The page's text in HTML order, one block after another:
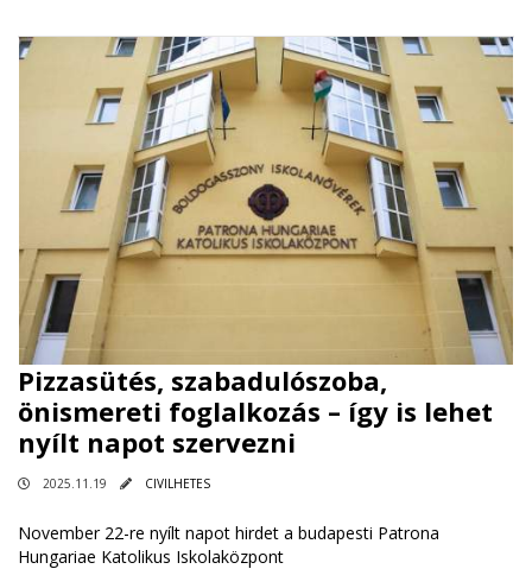
Pizzasütés, szabadulószoba,
önismereti foglalkozás – így is lehet
nyílt napot szervezni
2025.11.19 CIVILHETES
November 22-re nyílt napot hirdet a budapesti Patrona
Hungariae Katolikus Iskolaközpont